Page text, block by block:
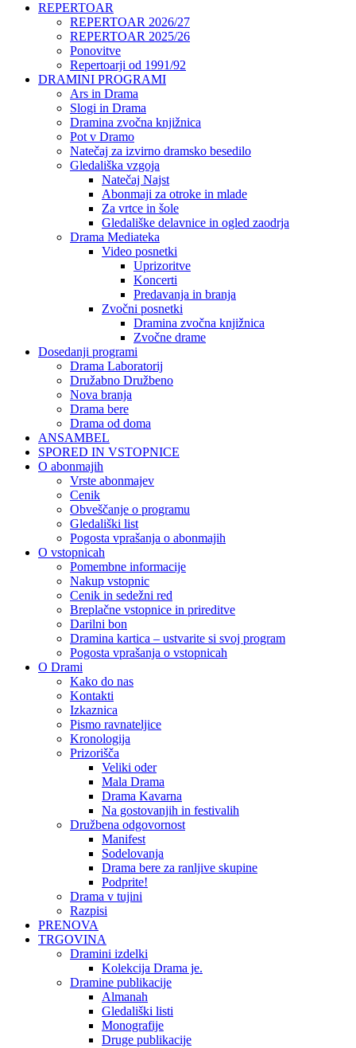
REPERTOAR
REPERTOAR 2026/27
REPERTOAR 2025/26
Ponovitve
Repertoarji od 1991/92
DRAMINI PROGRAMI
Ars in Drama
Slogi in Drama
Dramina zvočna knjižnica
Pot v Dramo
Natečaj za izvirno dramsko besedilo
Gledališka vzgoja
Natečaj Najst
Abonmaji za otroke in mlade
Za vrtce in šole
Gledališke delavnice in ogled zaodrja
Drama Mediateka
Video posnetki
Uprizoritve
Koncerti
Predavanja in branja
Zvočni posnetki
Dramina zvočna knjižnica
Zvočne drame
Dosedanji programi
Drama Laboratorij
Družabno Družbeno
Nova branja
Drama bere
Drama od doma
ANSAMBEL
SPORED IN VSTOPNICE
O abonmajih
Vrste abonmajev
Cenik
Obveščanje o programu
Gledališki list
Pogosta vprašanja o abonmajih
O vstopnicah
Pomembne informacije
Nakup vstopnic
Cenik in sedežni red
Breplačne vstopnice in prireditve
Darilni bon
Dramina kartica – ustvarite si svoj program
Pogosta vprašanja o vstopnicah
O Drami
Kako do nas
Kontakti
Izkaznica
Pismo ravnateljice
Kronologija
Prizorišča
Veliki oder
Mala Drama
Drama Kavarna
Na gostovanjih in festivalih
Družbena odgovornost
Manifest
Sodelovanja
Drama bere za ranljive skupine
Podprite!
Drama v tujini
Razpisi
PRENOVA
TRGOVINA
Dramini izdelki
Kolekcija Drama je.
Dramine publikacije
Almanah
Gledališki listi
Monografije
Druge publikacije